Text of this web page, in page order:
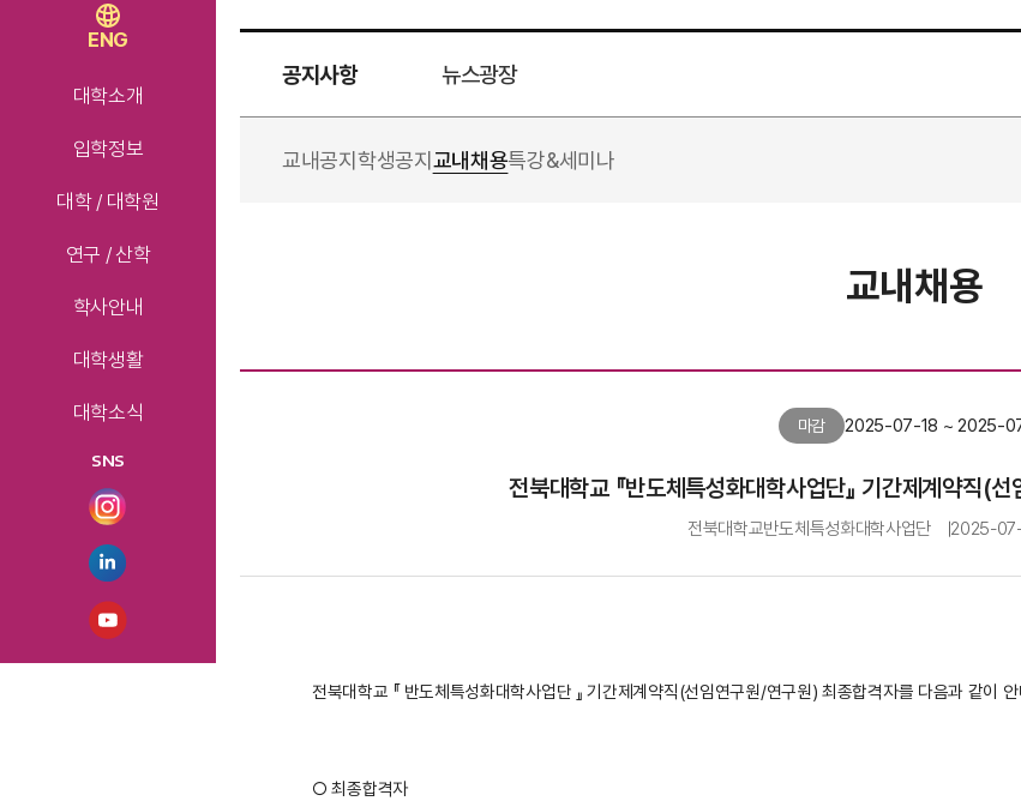
ENG
대학소개
입학정보
대학 / 대학원
연구 / 산학
학사안내
대학생활
대학소식
SNS
공지사항 뉴스광장
교내공지 학생공지 교내채용특강&세미나
교내채용
마감 2025-07-18 ~ 2025-
전북대학교 『​반도체특성화대학사업단』 기간제계약직(
전북대학교반도체특성화대학사업단 2025-
전북대학교 『 반도체특성화대학사업단 』 기간제계약직(선임연구원/연구원) 최종합격자를 다음과 같이
○ 최종합격자